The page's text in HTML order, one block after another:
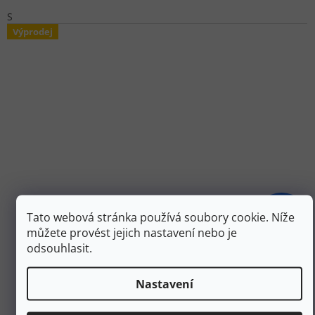
Tato webová stránka používá soubory cookie. Níže
můžete provést jejich nastavení nebo je
odsouhlasit.
Nastavení
S
Výprodej
2 199 Kč
–30 %
SLEEVE 1/4 ZIP - charcoal heather/dark citron -
šedozelené